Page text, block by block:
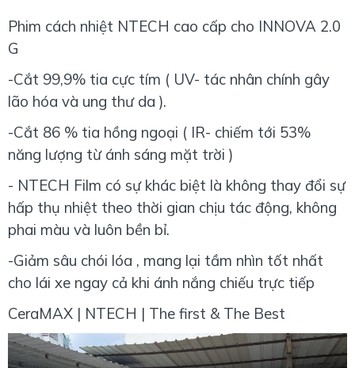
Phim cách nhiệt NTECH cao cấp cho INNOVA 2.0
G
-Cắt 99,9% tia cực tím ( UV- tác nhân chính gây
lão hóa và ung thư da ).
-Cắt 86 % tia hồng ngoại ( IR- chiếm tới 53%
năng lượng từ ánh sáng mặt trời )
- NTECH Film có sự khác biệt là không thay đổi sự
hấp thụ nhiệt theo thời gian chịu tác động, không
phai màu và luôn bền bỉ.
-Giảm sâu chói lóa , mang lại tầm nhìn tốt nhất
cho lái xe ngay cả khi ánh nắng chiếu trực tiếp
CeraMAX | NTECH | The first & The Best